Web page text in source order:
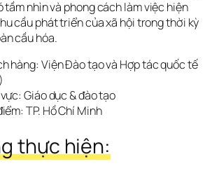
tầm nhìn và phong cách làm việc hiện
cầu phát triển của xã hội trong thời kỳ
cầu hóa.
hàng: Viện Đào tạo và Hợp tác quốc tế
Giáo dục & đào tạo
TP. Hồ Chí Minh
thực hiện: